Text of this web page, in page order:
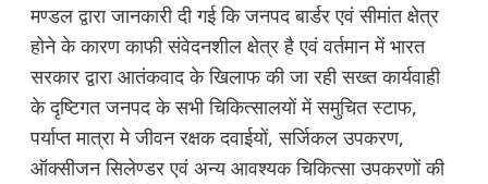
मण्डल द्वारा जानकारी दी गई कि जनपद बार्डर एवं सीमांत क्षेत्र
होने के कारण काफी संवेदनशील क्षेत्र है एवं वर्तमान में भारत
सरकार द्वारा आतंकवाद के खिलाफ की जा रही सख्त कार्यवाही
के दृष्टिगत जनपद के सभी चिकित्सालयों में समुचित स्टाफ,
पर्याप्त मात्रा मे जीवन रक्षक दवाईयों, सर्जिकल उपकरण,
ऑक्सीजन सिलेण्डर एवं अन्य आवश्यक चिकित्सा उपकरणों की